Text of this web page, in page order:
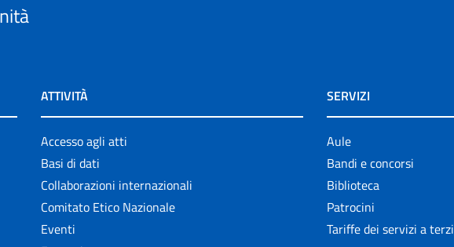
ATTIVITÀ
Accesso agli atti
Basi di dati
Collaborazioni internazionali
Comitato Etico Nazionale
Eventi
SERVIZI
Aule
Bandi e concorsi
Biblioteca
Patrocini
Tariffe dei servizi a terzi